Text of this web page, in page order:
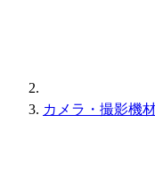
カメラ・撮影機